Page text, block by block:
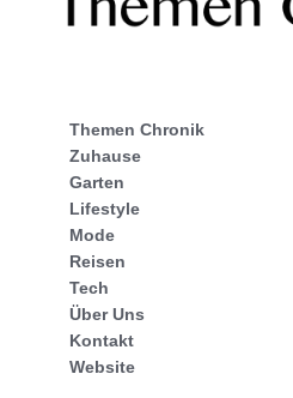
Themen Chronik
Zuhause
Garten
Lifestyle
Mode
Reisen
Tech
Über Uns
Kontakt
Website